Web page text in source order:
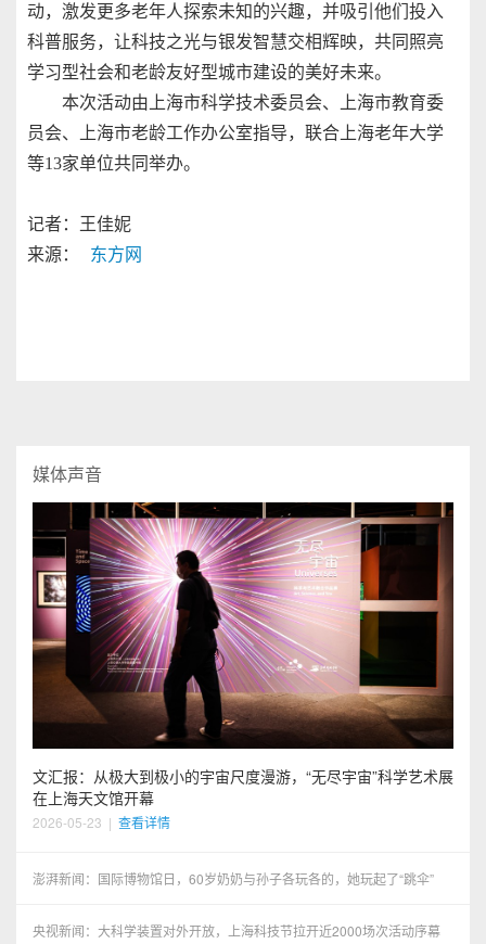
动，激发更多老年人探索未知的兴趣，并吸引他们投入
科普服务，让科技之光与银发智慧交相辉映，共同照亮
学习型社会和老龄友好型城市建设的美好未来。
本次活动由上海市科学技术委员会、上海市教育委
员会、上海市老龄工作办公室指导，联合上海老年大学
等13家单位共同举办。
记者：王佳妮
来源：
东方网
媒体声音
文汇报：从极大到极小的宇宙尺度漫游，“无尽宇宙”科学艺术展
在上海天文馆开幕
2026-05-23 | 查看详情
澎湃新闻：国际博物馆日，60岁奶奶与孙子各玩各的，她玩起了“跳伞”
央视新闻：大科学装置对外开放，上海科技节拉开近2000场次活动序幕